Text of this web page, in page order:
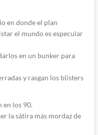
en donde el plan
el mundo es especular
en un bunker para
y rasgan los blisters
en los 90.
la sátira más mordaz de